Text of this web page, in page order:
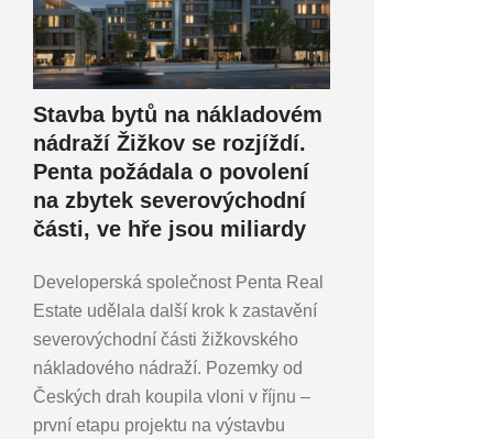
Stavba bytů na nákladovém
nádraží Žižkov se rozjíždí.
Penta požádala o povolení
na zbytek severovýchodní
části, ve hře jsou miliardy
Developerská společnost Penta Real
Estate udělala další krok k zastavění
severovýchodní části žižkovského
nákladového nádraží. Pozemky od
Českých drah koupila vloni v říjnu –
první etapu projektu na výstavbu